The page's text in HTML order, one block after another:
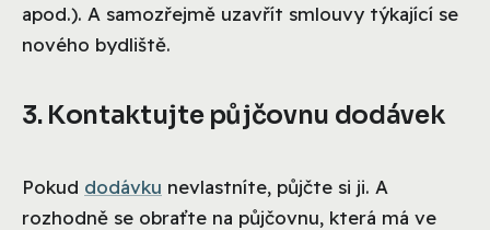
apod.). A samozřejmě uzavřít smlouvy týkající se
nového bydliště.
3. Kontaktujte půjčovnu dodávek
Pokud dodávku nevlastníte, půjčte si ji. A
rozhodně se obraťte na půjčovnu, která má ve